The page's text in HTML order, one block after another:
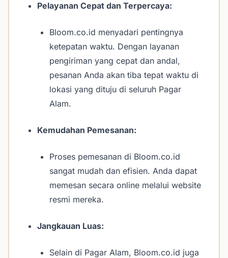
Pelayanan Cepat dan Terpercaya:
Bloom.co.id menyadari pentingnya
ketepatan waktu. Dengan layanan
pengiriman yang cepat dan andal,
pesanan Anda akan tiba tepat waktu di
lokasi yang dituju di seluruh Pagar
Alam.
Kemudahan Pemesanan:
Proses pemesanan di Bloom.co.id
sangat mudah dan efisien. Anda dapat
memesan secara online melalui website
resmi mereka.
Jangkauan Luas:
Selain di Pagar Alam, Bloom.co.id juga